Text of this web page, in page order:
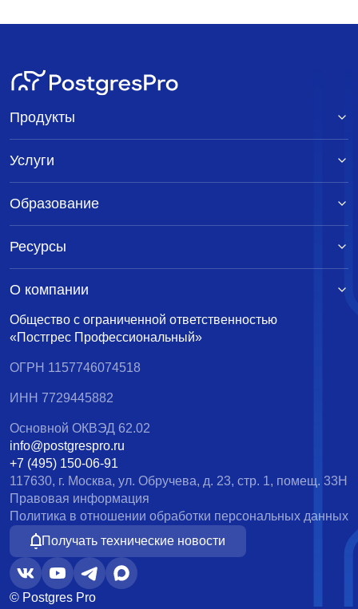
Общество с ограниченной ответственностью
«Постгрес Профессиональный»
ОГРН 1157746074518
ИНН 7729445882
Основной ОКВЭД 62.02
info@postgrespro.ru
+7 (495) 150-06-91
117630, г. Москва, ул. Обручева, д. 23, стр. 1, помещ. 33Н
Правовая информация
Политика в отношении обработки персональных данных
Получать технические новости
© Postgres Pro
Продукты
Услуги
Образование
Ресурсы
О компании